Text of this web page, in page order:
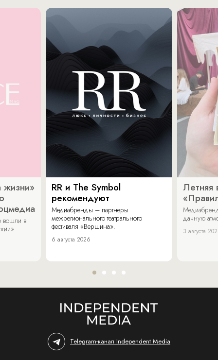
жизни»
вошли в
RR и The Symbol
рекомендуют
Медиабренды – партнеры
межрегионального театрального
фестиваля «Вершина».
6 августа 2026
Летняя
дачную
3 августа
Telegram-канал Independent Media